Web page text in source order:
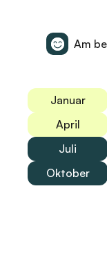
Am
Januar
April
Juli
Oktober